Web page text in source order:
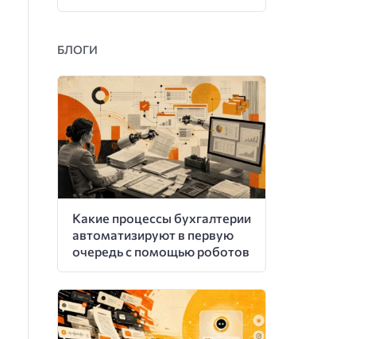
БЛОГИ
Какие процессы бухгалтерии
автоматизируют в первую
очередь с помощью роботов